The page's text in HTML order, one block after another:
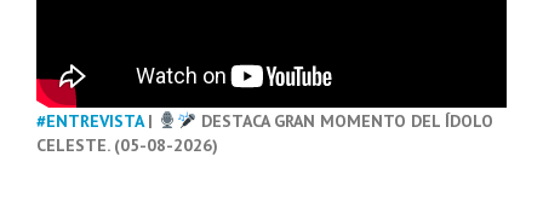
#ENTREVISTA|
DESTACA GRAN MOMENTO DEL ÍDOLO
CELESTE. (05-08-2026)